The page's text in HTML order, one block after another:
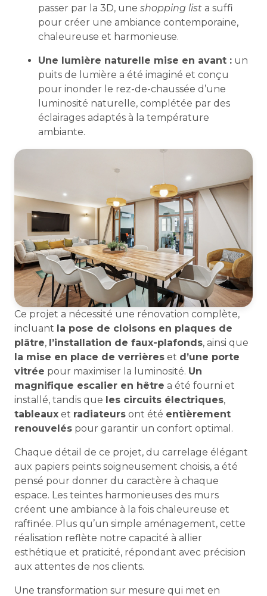
passer par la 3D, une shopping list a suffi
pour créer une ambiance contemporaine,
chaleureuse et harmonieuse.
Une lumière naturelle mise en avant : un
puits de lumière a été imaginé et conçu
pour inonder le rez-de-chaussée d’une
luminosité naturelle, complétée par des
éclairages adaptés à la température
ambiante.
Ce projet a nécessité une rénovation complète,
incluant la pose de cloisons en plaques de
plâtre, l’installation de faux-plafonds, ainsi que
la mise en place de verrières et d’une porte
vitrée pour maximiser la luminosité. Un
magnifique escalier en hêtre a été fourni et
installé, tandis que les circuits électriques,
tableaux et radiateurs ont été entièrement
renouvelés pour garantir un confort optimal.
Chaque détail de ce projet, du carrelage élégant
aux papiers peints soigneusement choisis, a été
pensé pour donner du caractère à chaque
espace. Les teintes harmonieuses des murs
créent une ambiance à la fois chaleureuse et
raffinée. Plus qu’un simple aménagement, cette
réalisation reflète notre capacité à allier
esthétique et praticité, répondant avec précision
aux attentes de nos clients.
Une transformation sur mesure qui met en